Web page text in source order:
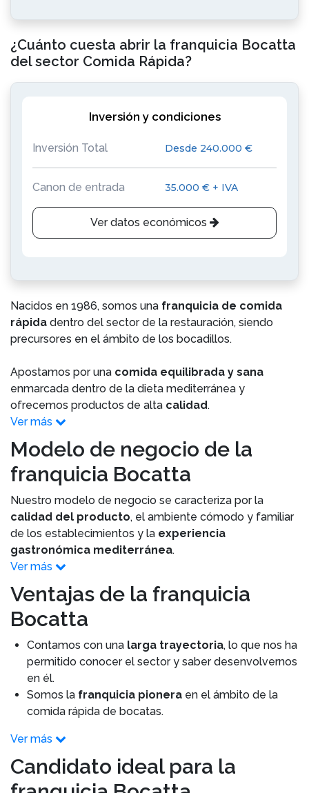
¿Cuánto cuesta abrir la franquicia Bocatta
del sector Comida Rápida?
Inversión y condiciones
Inversión Total Desde 240.000 €
Canon de entrada 35.000 € + IVA
Ver datos económicos
Nacidos en 1986, somos una franquicia de comida
rápida dentro del sector de la restauración, siendo
precursores en el ámbito de los bocadillos.
Apostamos por una comida equilibrada y sana
enmarcada dentro de la dieta mediterránea y
ofrecemos productos de alta calidad.
Ver más
Modelo de negocio de la
franquicia Bocatta
Nuestro modelo de negocio se caracteriza por la
calidad del producto, el ambiente cómodo y familiar
de los establecimientos y la experiencia
gastronómica mediterránea.
Ver más
Ventajas de la franquicia
Bocatta
Contamos con una larga trayectoria, lo que nos ha
permitido conocer el sector y saber desenvolvernos
en él.
Somos la franquicia pionera en el ámbito de la
comida rápida de bocatas.
Ver más
Candidato ideal para la